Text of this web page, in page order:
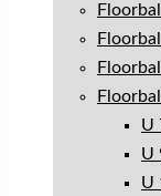
U
U
U